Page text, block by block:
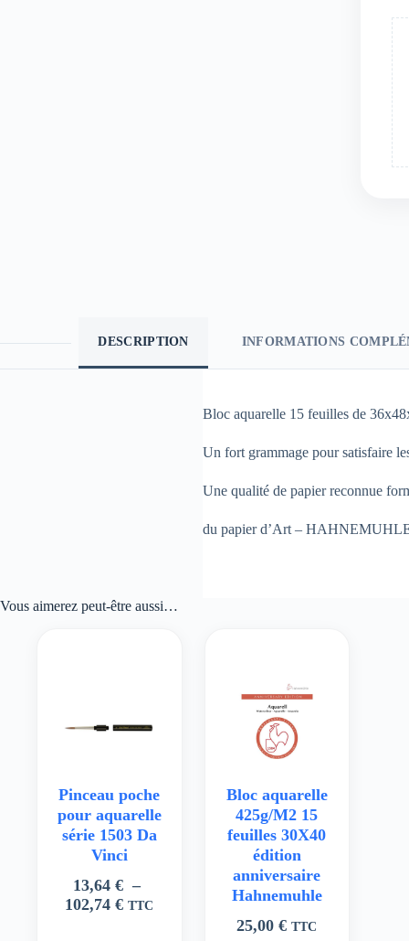
DESCRIPTION INFORMATIONS
Bloc aquarelle 15 feuilles de
Un fort grammage pour satisfaire
Une qualité de papier reconnue
du papier d’Art –
Vous aimerez peut-être aussi…
Pinceau poche
pour aquarelle
série 1503 Da
Vinci
13,64€ –
102,74€Plage
TTC
Bloc aquarelle
425g/M2 15
feuilles 30X40
édition
anniversaire
Hahnemuhle
25,00€ TTC